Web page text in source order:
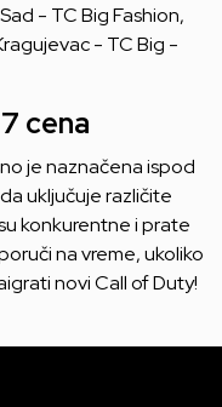
- TC Big Fashion,
- TC Big -
cena
je naznačena ispod
uključuje različite
konkurentne i prate
na vreme, ukoliko
novi Call of Duty!